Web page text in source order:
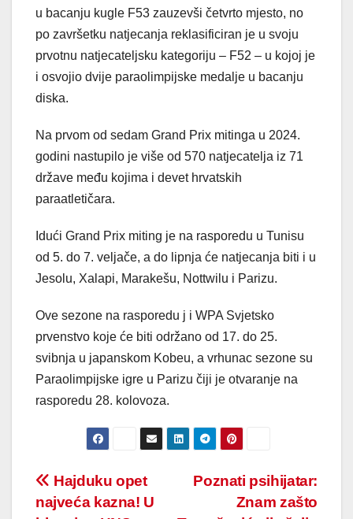
u bacanju kugle F53 zauzevši četvrto mjesto, no
po završetku natjecanja reklasificiran je u svoju
prvotnu natjecateljsku kategoriju – F52 – u kojoj je
i osvojio dvije paraolimpijske medalje u bacanju
diska.
Na prvom od sedam Grand Prix mitinga u 2024.
godini nastupilo je više od 570 natjecatelja iz 71
države među kojima i devet hrvatskih
paraatletičara.
Idući Grand Prix miting je na rasporedu u Tunisu
od 5. do 7. veljače, a do lipnja će natjecanja biti i u
Jesolu, Xalapi, Marakešu, Nottwilu i Parizu.
Ove sezone na rasporedu j i WPA Svjetsko
prvenstvo koje će biti održano od 17. do 25.
svibnja u japanskom Kobeu, a vrhunac sezone su
Paraolimpijske igre u Parizu čiji je otvaranje na
rasporedu 28. kolovoza.
Post
Poznati psihijatar:
Znam zašto
Hajduku opet
najveća kazna! U